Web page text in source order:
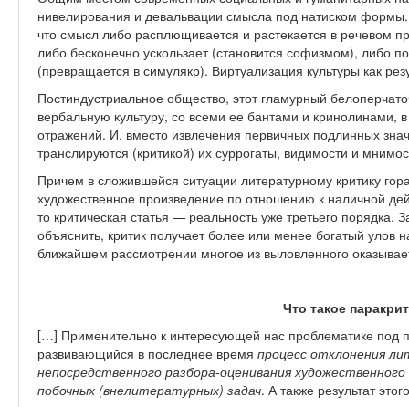
нивелирования и девальвации смысла под натиском
что смысл либо расплющивается и растекается в речевом
либо бесконечно ускользает (становится софизмом), либо
(превращается в симулякр). Виртуализация культуры как
Постиндустриальное общество, этот гламурный
вербальную культуру, со всеми ее бантами и кринолинами,
отражений. И, вместо извлечения первичных подлинных
транслируются (критикой) их суррогаты, видимости и
Причем в сложившейся ситуации литературному критику
художественное произведение по отношению к наличной
то критическая статья — реальность уже третьего порядка.
объяснить, критик получает более или менее богатый улов
ближайшем рассмотрении многое из выловленного
Что такое
[…] Применительно к интересующей нас проблематике под
развивающийся в последнее время процесс отклонения
непосредственного разбора-оценивания
побочных (внелитературных) задач. А также результат